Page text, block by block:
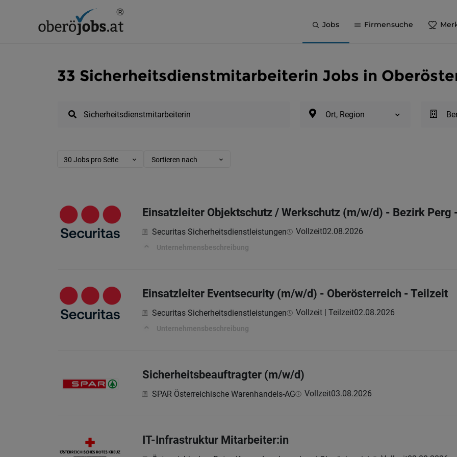
Jobs Firmensuche
33 Sicherheitsdienstmitarbeiterin Jobs in
Ort, Region
30 Jobs pro Seite Sortieren nach
Einsatzleiter Objektschutz / Werkschutz (m/w/d) - Bezirk Perg
Securitas Sicherheitsdienstleistungen Vollzeit02.08.2026
Unternehmensbeschreibung
Einsatzleiter Eventsecurity (m/w/d) - Oberösterreich - Teilzeit
Securitas Sicherheitsdienstleistungen Vollzeit | Teilzeit02.08.2026
Unternehmensbeschreibung
Sicherheitsbeauftragter (m/w/d)
SPAR Österreichische Warenhandels-AG Vollzeit03.08.2026
IT-Infrastruktur Mitarbeiter:in